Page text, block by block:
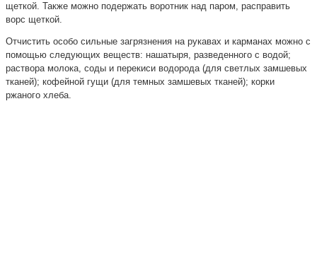
щеткой. Также можно подержать воротник над паром, расправить
ворс щеткой.
Отчистить особо сильные загрязнения на рукавах и карманах можно с
помощью следующих веществ: нашатыря, разведенного с водой;
раствора молока, соды и перекиси водорода (для светлых замшевых
тканей); кофейной гущи (для темных замшевых тканей); корки
ржаного хлеба.